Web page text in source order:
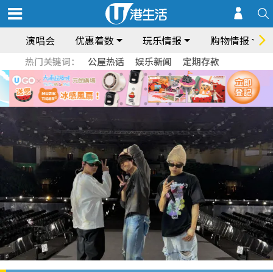
演唱会 优惠着数 玩乐情报 购物情报
热门关键词： 公屋热话 娱乐新闻 定期存款